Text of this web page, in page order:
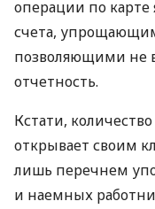
операции по
счета,
позволяющими не
отчетность.
Кстати,
открывает своим
лишь перечнем
и наемных